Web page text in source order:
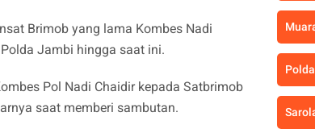
Brimob yang lama Kombes Nadi
Jambi hingga saat ini.
Pol Nadi Chaidir kepada Satbrimob
saat memberi sambutan.